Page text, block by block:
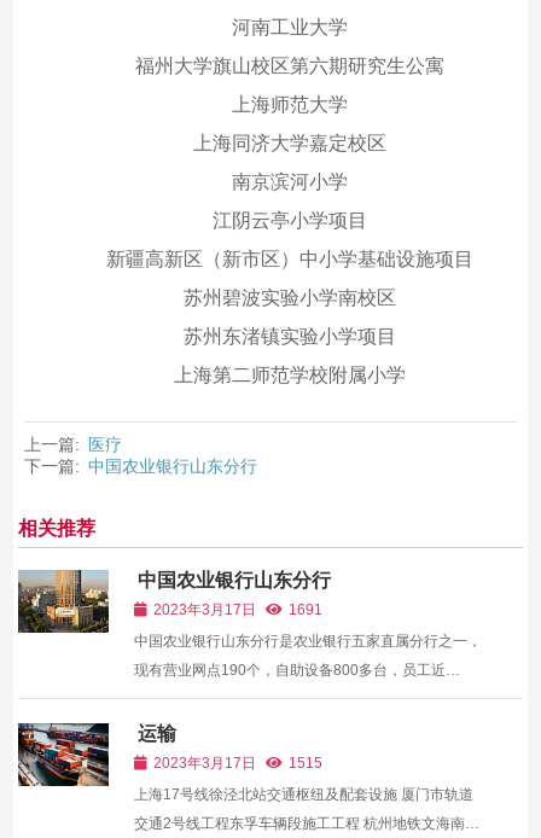
河南工业大学
福州大学旗山校区第六期研究生公寓
上海师范大学
上海同济大学嘉定校区
南京滨河小学
江阴云亭小学项目
新疆高新区（新市区）中小学基础设施项目
苏州碧波实验小学南校区
苏州东渚镇实验小学项目
上海第二师范学校附属小学
上一篇:
医疗
下一篇: 中国农业银行山东分行
相关推荐
中国农业银行山东分行
2023年3月17日
1691
中国农业银行山东分行是农业银行五家直属分行之一，
现有营业网点190个，自助设备800多台，员工近
4000A，物理网点和自助设备数量皆居同业首位。历经
多年的改革发展，其已经成为城乡一体，本外币综合经
营，资金实力雄厚、业务品种齐全、科技水平领先、服
务效率一流...
运输
2023年3月17日
1515
上海17号线徐泾北站交通枢纽及配套设施 厦门市轨道
交通2号线工程东孚车辆段施工工程 杭州地铁文海南路